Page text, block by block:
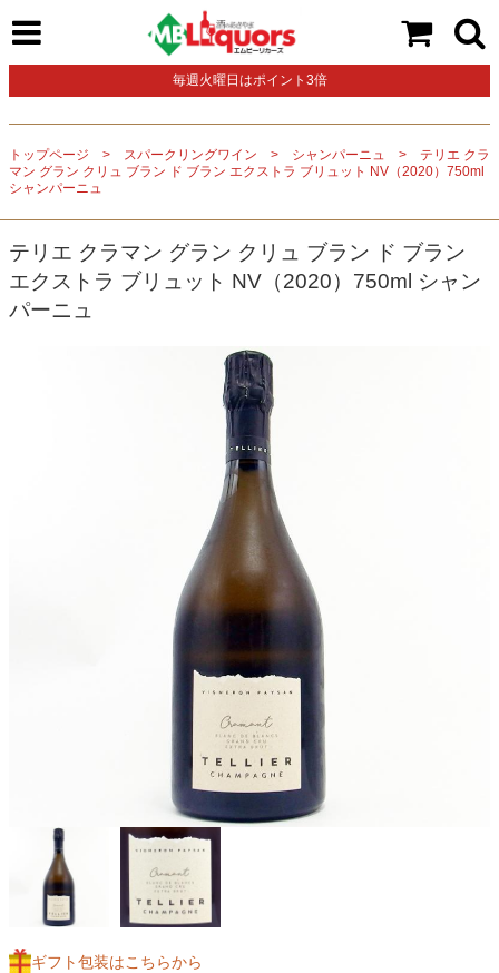
毎週火曜日はポイント3倍
トップページ スパークリングワイン シャンパーニュ
テリエ クラ
マン グラン クリュ ブラン ド ブラン エクストラ ブリュット NV（2020）750ml
シャンパーニュ
テリエ クラマン グラン クリュ ブラン ド ブラン
エクストラ ブリュット NV（2020）750ml シャン
パーニュ
ギフト包装はこちらから